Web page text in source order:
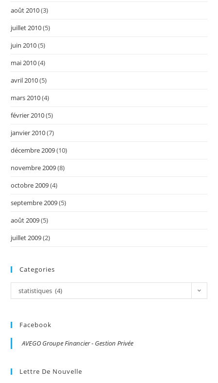
août 2010(3)
juillet 2010(5)
juin 2010(5)
mai 2010(4)
avril 2010(5)
mars 2010(4)
février 2010(5)
janvier 2010(7)
décembre 2009(10)
novembre 2009(8)
octobre 2009(4)
septembre 2009(5)
août 2009(5)
juillet 2009(2)
Categories
Categories
statistiques (4)
Facebook
AVEGO Groupe Financier - Gestion Privée
Lettre De Nouvelle